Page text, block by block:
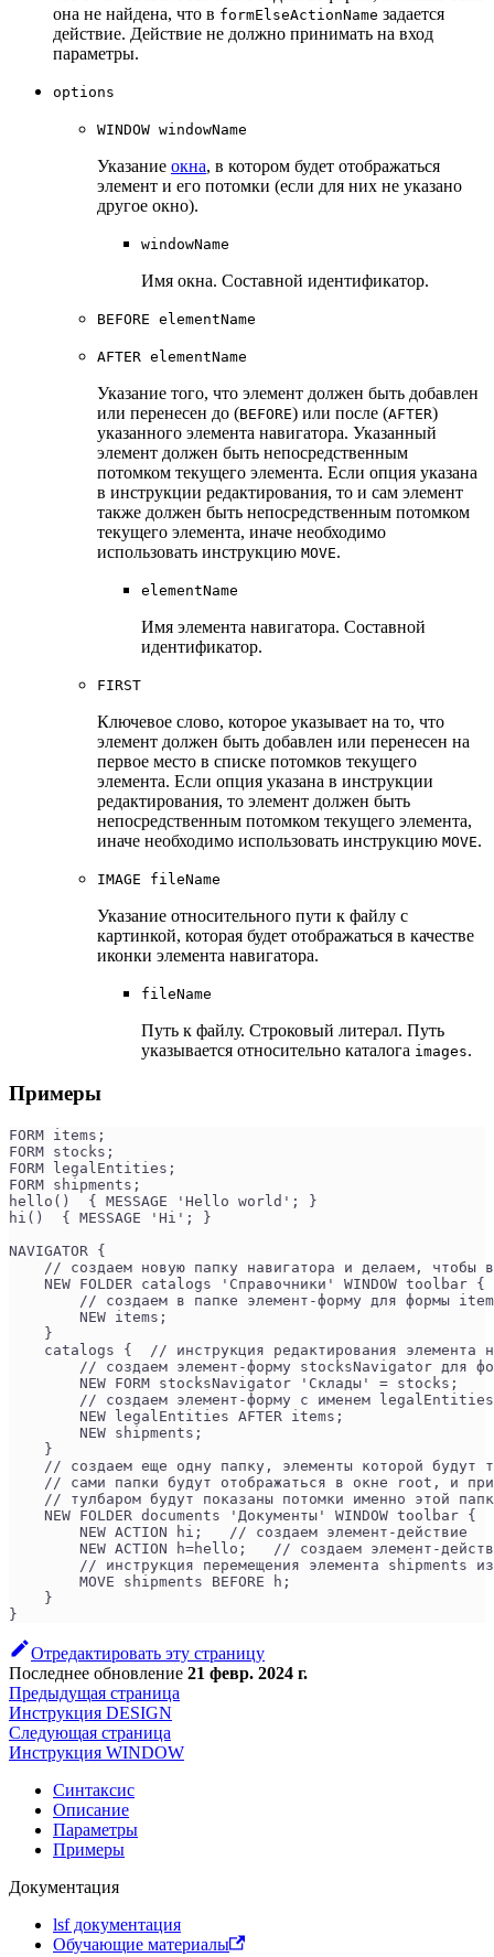
она не найдена, что в formElseActionName задается
действие. Действие не должно принимать на вход
параметры.
options
WINDOW windowName
Указание окна, в котором будет отображаться
элемент и его потомки (если для них не указано
другое окно).
windowName
Имя окна. Составной идентификатор.
BEFORE elementName
AFTER elementName
Указание того, что элемент должен быть добавлен
или перенесен до (BEFORE) или после (AFTER)
указанного элемента навигатора. Указанный
элемент должен быть непосредственным
потомком текущего элемента. Если опция указана
в инструкции редактирования, то и сам элемент
также должен быть непосредственным потомком
текущего элемента, иначе необходимо
использовать инструкцию MOVE.
elementName
Имя элемента навигатора. Составной
идентификатор.
FIRST
Ключевое слово, которое указывает на то, что
элемент должен быть добавлен или перенесен на
первое место в списке потомков текущего
элемента. Если опция указана в инструкции
редактирования, то элемент должен быть
непосредственным потомком текущего элемента,
иначе необходимо использовать инструкцию MOVE.
IMAGE fileName
Указание относительного пути к файлу с
картинкой, которая будет отображаться в качестве
иконки элемента навигатора.
fileName
Путь к файлу. Строковый литерал. Путь
указывается относительно каталога images.
Примеры
FORM items;
FORM stocks;
FORM legalEntities;
FORM shipments;
hello()  { MESSAGE 'Hello world'; }
hi()  { MESSAGE 'Hi'; }
NAVIGATOR {
// создаем новую папку навигатора и делаем, чтобы
    NEW FOLDER catalogs 'Справочники' WINDOW toolbar {
// создаем в папке элемент-форму для формы
        NEW items;
    }
catalogs {  // инструкция редактирования элемента
// создаем элемент-форму stocksNavigator для
        NEW FORM stocksNavigator 'Склады' = stocks;
// создаем элемент-форму с именем
        NEW legalEntities AFTER items;
        NEW shipments;
    }
// создаем еще одну папку, элементы которой будут
// сами папки будут отображаться в окне root, и
// тулбаром будут показаны потомки именно этой
    NEW FOLDER documents 'Документы' WINDOW toolbar {
        NEW ACTION hi;   // создаем элемент-действие
NEW ACTION h=hello;   // создаем элемент-
// инструкция перемещения элемента shipments
        MOVE shipments BEFORE h;
    }
}
Отредактировать эту страницу
Последнее обновление 21 февр. 2024 г.
Предыдущая страница
Инструкция DESIGN
Следующая страница
Инструкция WINDOW
Синтаксис
Описание
Параметры
Примеры
Документация
lsf документация
Обучающие материалы